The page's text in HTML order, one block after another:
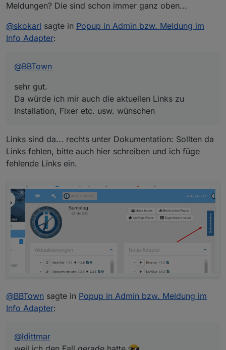
Meldungen? Die sind schon immer ganz oben...
@skokarl sagte in Popup in Admin bzw. Meldung im
Info Adapter:
@BBTown
sehr gut.
Da würde ich mir auch die aktuellen Links zu
Installation, Fixer etc. usw. wünschen
Links sind da... rechts unter Dokumentation: Sollten da
Links fehlen, bitte auch hier schreiben und ich füge
fehlende Links ein.
@BBTown sagte in Popup in Admin bzw. Meldung im
Info Adapter:
@ldittmar